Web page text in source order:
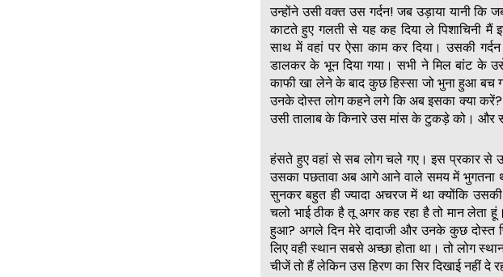
उन्होंने उसी वक्त उस गर्दन! जब उड़ाया यानी कि
काटते हुए गलती से यह कह दिया ले पिशाचिनी
साथ में वहां पर ऐसा काम कर दिया। उसकी
डालकर के भून दिया गया। सभी ने मिल बांट के
काफी खा लेने के बाद कुछ हिस्सा जो भुना हुआ बच
उनके दोस्त लोग कहने लगे कि अब इसका क्या करें?
उसी तालाब के किनारे उस मांस के टुकड़े को। और
हंसते हुए वहां से सब लोग चले गए। इस प्रकार से
उसका पछतावा अब आगे आने वाले समय में भुगतना
सुनकर बहुत ही ज्यादा अचरज में था क्योंकि
चलो भाई ठीक है तू अगर कह रहा है तो मान
हुआ? अगले दिन मेरे दादाजी और उनके कुछ दोस्त
लिए वही स्थान सबसे अच्छा होता था। तो लोग
चीजें तो हैं लेकिन उस हिरण का सिर दिखाई नहीं दे